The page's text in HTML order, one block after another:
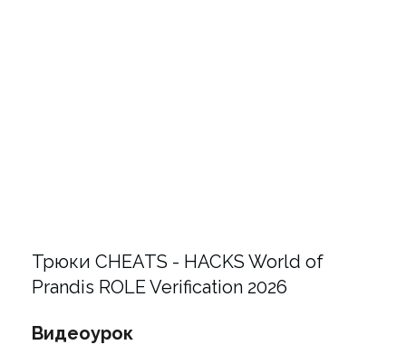
Трюки CHEATS - HACKS World of
Prandis ROLE Verification 2026
Видеоурок